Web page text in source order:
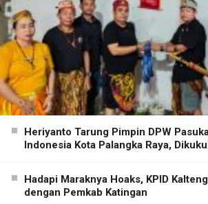
Heriyanto Tarung Pimpin DPW
Indonesia Kota Palangka Raya,
Hadapi Maraknya Hoaks, KPID
dengan Pemkab Katingan